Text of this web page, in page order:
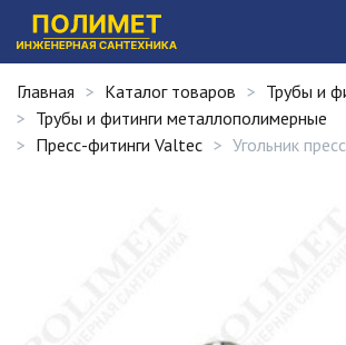
Главная Каталог товаров
Трубы и
Трубы и фитинги металлополимерные
Пресс-фитинги Valtec
Угольник